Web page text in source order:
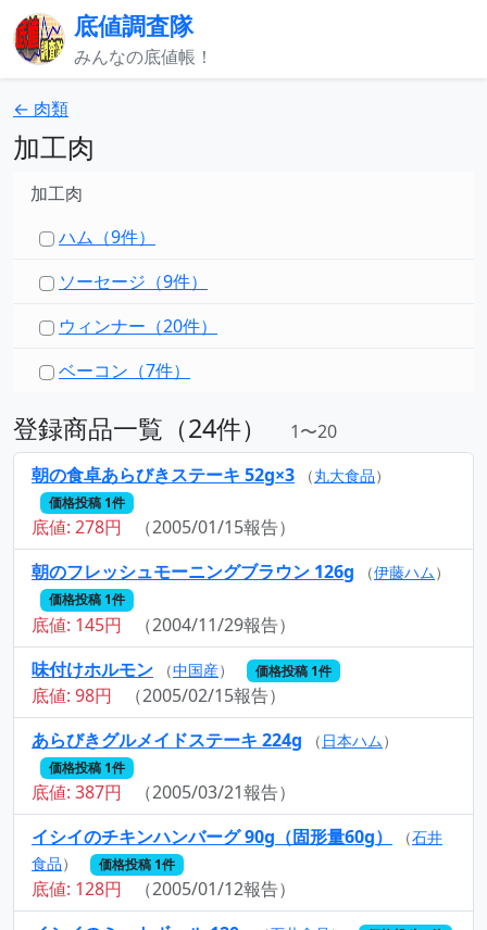
底値調査隊
みんなの底値帳！
← 肉類
加工肉
加工肉
ハム（9件）
ソーセージ（9件）
ウィンナー（20件）
ベーコン（7件）
登録商品一覧（24件）
1〜20
朝の食卓あらびきステーキ 52g×3
（丸大食品）
価格投稿 1件
底値: 278円
（2005/01/15報告）
朝のフレッシュモーニングブラウン 126g
（伊藤ハム）
価格投稿 1件
底値: 145円
（2004/11/29報告）
味付けホルモン
（中国産） 価格投稿 1件
底値: 98円
（2005/02/15報告）
あらびきグルメイドステーキ 224g
（ 日本ハム）
価格投稿 1件
底値: 387円
（2005/03/21報告）
イシイのチキンハンバーグ 90g（固形量60g）
（石井
食品） 価格投稿 1件
底値: 128円
（2005/01/12報告）